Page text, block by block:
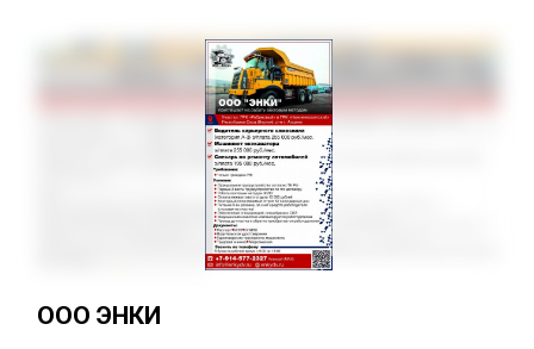
ООО ЭНКИ